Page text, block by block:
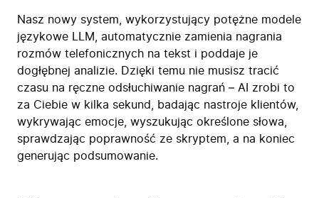
Nasz nowy system, wykorzystujący potężne modele
językowe LLM, automatycznie zamienia nagrania
rozmów telefonicznych na tekst i poddaje je
dogłębnej analizie. Dzięki temu nie musisz tracić
czasu na ręczne odsłuchiwanie nagrań – AI zrobi to
za Ciebie w kilka sekund, badając nastroje klientów,
wykrywając emocje, wyszukując określone słowa,
sprawdzając poprawność ze skryptem, a na koniec
generując podsumowanie.